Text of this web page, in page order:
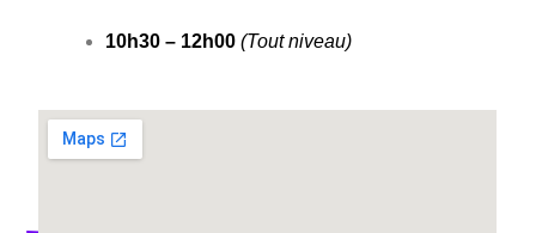
10h30 – 12h00(Tout niveau)